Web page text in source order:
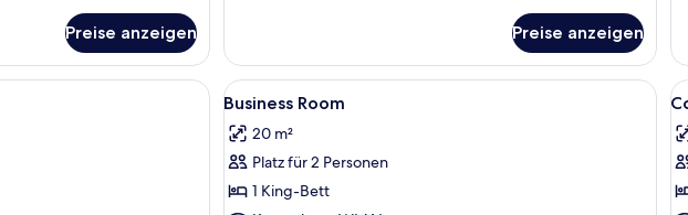
Preise anzeigen
Studiosuite
Preise anzeigen
Ein modernes Hotelzimmer mit einem großen Bett, einem Kleiderschrank mit Spiegel und einer Holztür.
Alle
Fotos
für
Business
Room
Kostenlose Minibar, Schreibtisch,
1
Business Room
20 m²
Platz für 2 Personen
1 King-Bett